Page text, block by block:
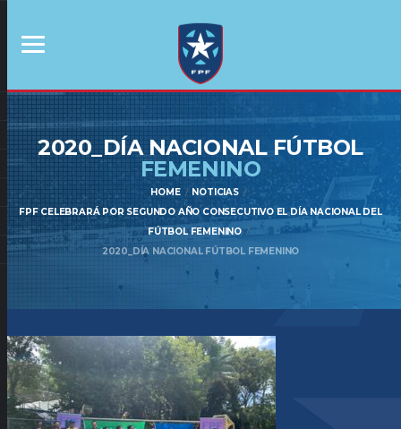
2020_DÍA NACIONAL FÚTBOL
FEMENINO
HOME
NOTICIAS
FPF CELEBRARÁ POR SEGUNDO AÑO CONSECUTIVO EL DÍA NACIONAL DEL
FÚTBOL FEMENINO
2020_DÍA NACIONAL FÚTBOL FEMENINO